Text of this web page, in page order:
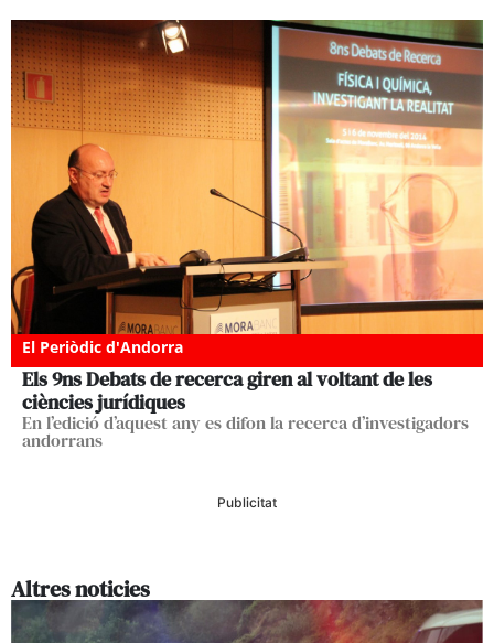
El Periòdic d'Andorra
Els 9ns Debats de recerca giren al voltant de les
ciències jurídiques
En l’edició d’aquest any es difon la recerca d’investigadors
andorrans
Publicitat
Altres noticies